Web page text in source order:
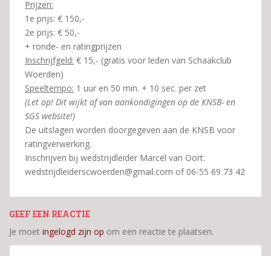
Prijzen:
1e prijs: € 150,-
2e prijs: € 50,-
+ ronde- en ratingprijzen
Inschrijfgeld: € 15,- (gratis voor leden van Schaakclub
Woerden)
Speeltempo: 1 uur en 50 min. + 10 sec. per zet
(Let op! Dit wijkt af van aankondigingen op de KNSB- en
SGS website!)
De uitslagen worden doorgegeven aan de KNSB voor
ratingverwerking.
Inschrijven bij wedstrijdleider Marcel van Oort:
wedstrijdleiderscwoerden@gmail.com of 06-55 69 73 42
GEEF EEN REACTIE
Je moet ingelogd zijn op om een reactie te plaatsen.